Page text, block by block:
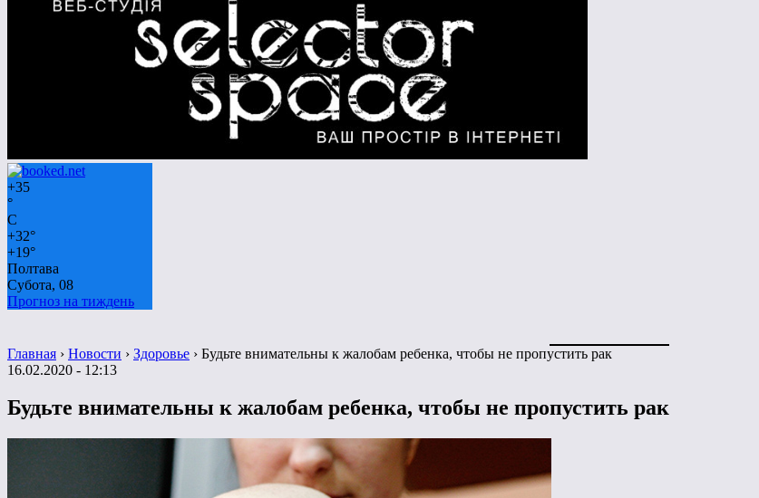
+35
°
C
+32°
+19°
Полтава
Субота, 08
Прогноз на тиждень
Главная › Новости › Здоровье › Будьте внимательны к жалобам ребенка, чтобы не пропустить рак
16.02.2020 - 12:13
Будьте внимательны к жалобам ребенка, чтобы не пропустить рак